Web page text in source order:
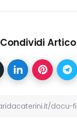
Condividi